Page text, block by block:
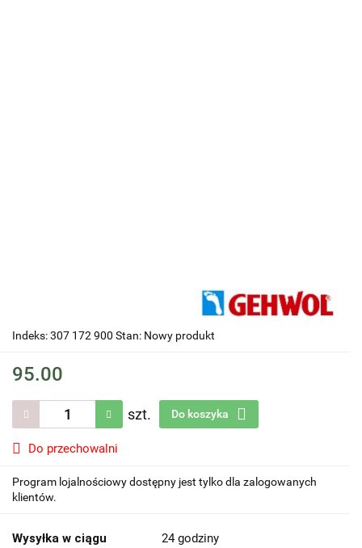
Indeks: 307 172 900 Stan: Nowy produkt
95.00
szt. Do koszyka
Do przechowalni
Program lojalnościowy dostępny jest tylko dla zalogowanych
klientów.
Wysyłka w ciągu 24 godziny